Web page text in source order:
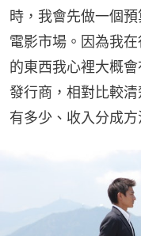
時，我會先做一個
電影市場。因為我
的東西我心裡大概
發行商，相對比較
有多少、收入分成方